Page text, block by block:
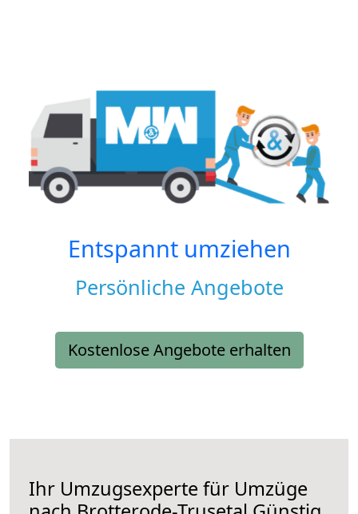
Entspannt umziehen
Persönliche Angebote
Kostenlose Angebote erhalten
Ihr Umzugsexperte für Umzüge